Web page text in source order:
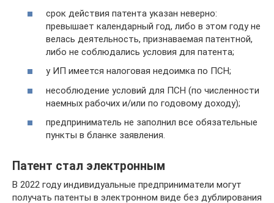
срок действия патента указан неверно:
превышает календарный год, либо в этом году не
велась деятельность, признаваемая патентной,
либо не соблюдались условия для патента;
у ИП имеется налоговая недоимка по ПСН;
несоблюдение условий для ПСН (по численности
наемных рабочих и/или по годовому доходу);
предприниматель не заполнил все обязательные
пункты в бланке заявления.
Патент стал электронным
В 2022 году индивидуальные предприниматели могут
получать патенты в электронном виде без дублирования